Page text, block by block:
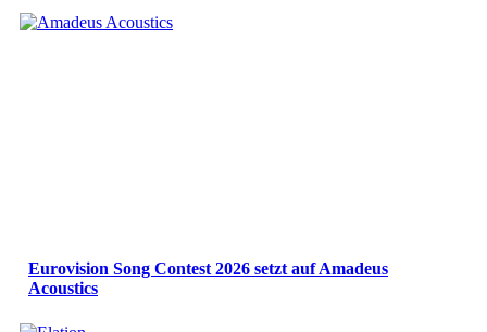
Eurovision Song Contest 2026 setzt auf Amadeus
Acoustics